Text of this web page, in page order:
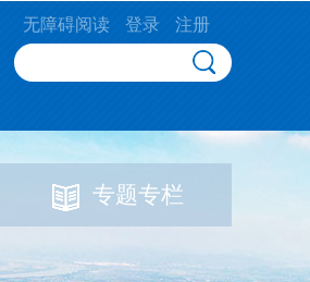
无障碍阅读 登录 注册
专题专栏